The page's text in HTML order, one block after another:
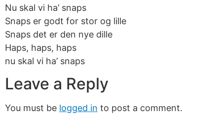
Nu skal vi ha’ snaps
Snaps er godt for stor og lille
Snaps det er den nye dille
Haps, haps, haps
nu skal vi ha’ snaps
Leave a Reply
You must be logged in to post a comment.